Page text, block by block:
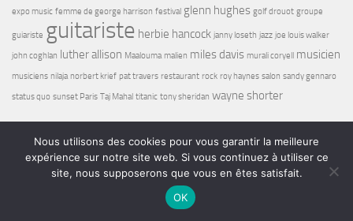
expo music femme de george harrison festival glenn hughes golf drouot groupe
guiariste guitariste herbie hancock janny loseth jazz joe louis walker
john coghlan luther allison Maalouma malien miles davis murali coryell musicien
musiciens nilaja norbert krief pat travers restaurant rock roy haynes salon sandy gennaro
status quo sunset Paris Taj Mahal titanic tony sheridan wayne shorter
Bel7 Infos © 2026. Tous droits réservés.
Nous utilisons des cookies pour vous garantir la meilleure
expérience sur notre site web. Si vous continuez à utiliser ce
site, nous supposerons que vous en êtes satisfait.
OK